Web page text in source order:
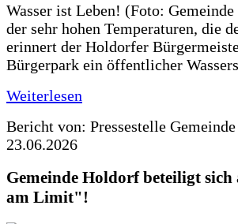
Wasser ist Leben! (Foto:
der sehr hohen Temperaturen, die
erinnert der Holdorfer
Bürgerpark ein öffentlicher
Weiterlesen
Bericht von: Pressestelle
23.06.2026
Gemeinde Holdorf beteiligt
am Limit"!